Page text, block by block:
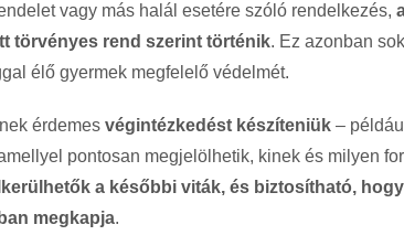
vagy más halál esetére szóló rendelkezés,
törvényes rend szerint történik. Ez azonban
élő gyermek megfelelő védelmét.
érdemes végintézkedést készíteniük –
pontosan megjelölhetik, kinek és milyen
a későbbi viták, és biztosítható,
megkapja.